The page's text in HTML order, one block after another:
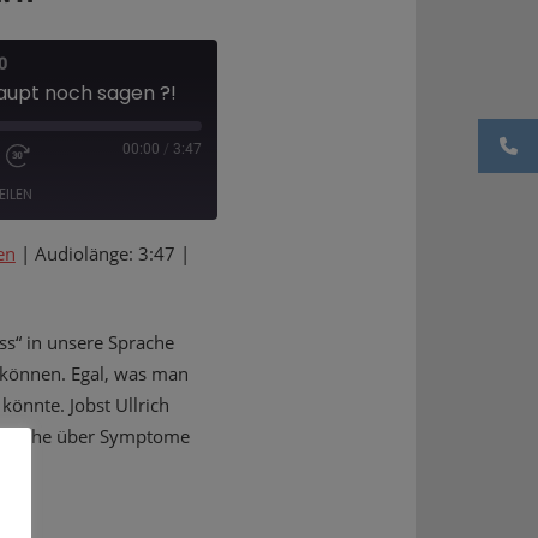
noch sagen ?!
00:00 / 3:47
| Audiolänge: 3:47 |
in unsere Sprache
Egal, was man
Jobst Ullrich
über Symptome